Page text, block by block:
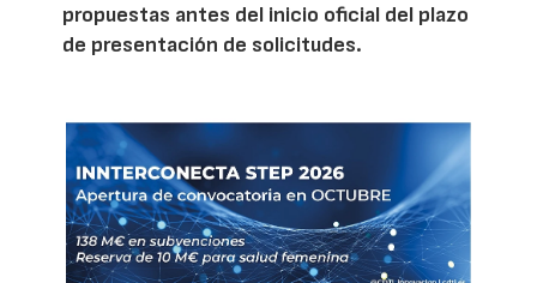
propuestas antes del inicio oficial del plazo
de presentación de solicitudes.